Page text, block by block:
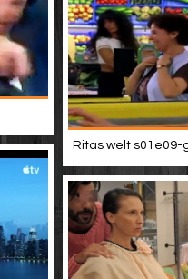
Ritas welt s01e09-